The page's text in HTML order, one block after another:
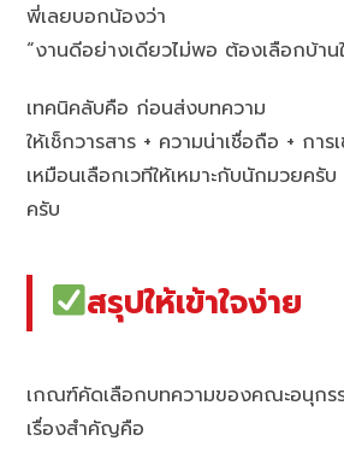
พี่เลยบอกน้องว่า
“งานดีอย่างเดียวไม่พอ ต้องเลือกบ้า
เทคนิคลับคือ ก่อนส่งบทความ
ให้เช็กวารสาร + ความน่าเชื่อถือ + การ
เหมือนเลือกเวทีให้เหมาะกับนักมวยครั
ครับ
สรุปให้เข้าใจง่าย
เกณฑ์คัดเลือกบทความของคณะอนุกร
เรื่องสำคัญคือ